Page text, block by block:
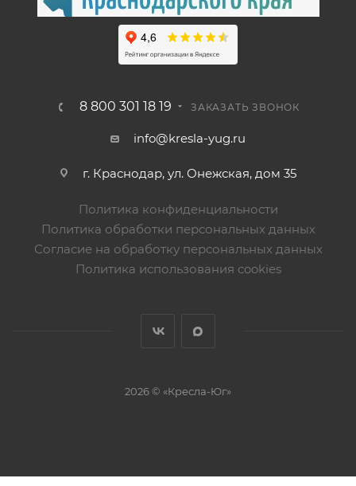
8 800 301 18 19 ЗАКАЗАТЬ ЗВОНОК
info@kresla-yug.ru
г. Краснодар, ул. Онежская, дом 35
Политика конфиденциальности
Политика обработки персональных данных
Согласие на обработку персональных данных
Политика использования cookies
2026 © «Кресла-Юг»